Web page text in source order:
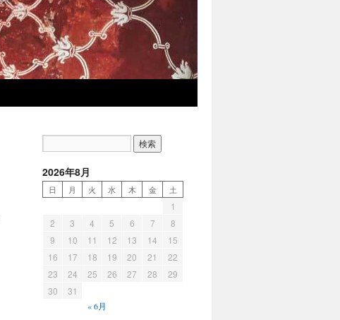
2026年8月
日 月 火 水 木 金 土
1
2
3 4 5 6 7
8
9
10 11 12 13 14
15
16
17 18 19 20 21
22
23
24 25 26 27 28
29
30
31
« 6月